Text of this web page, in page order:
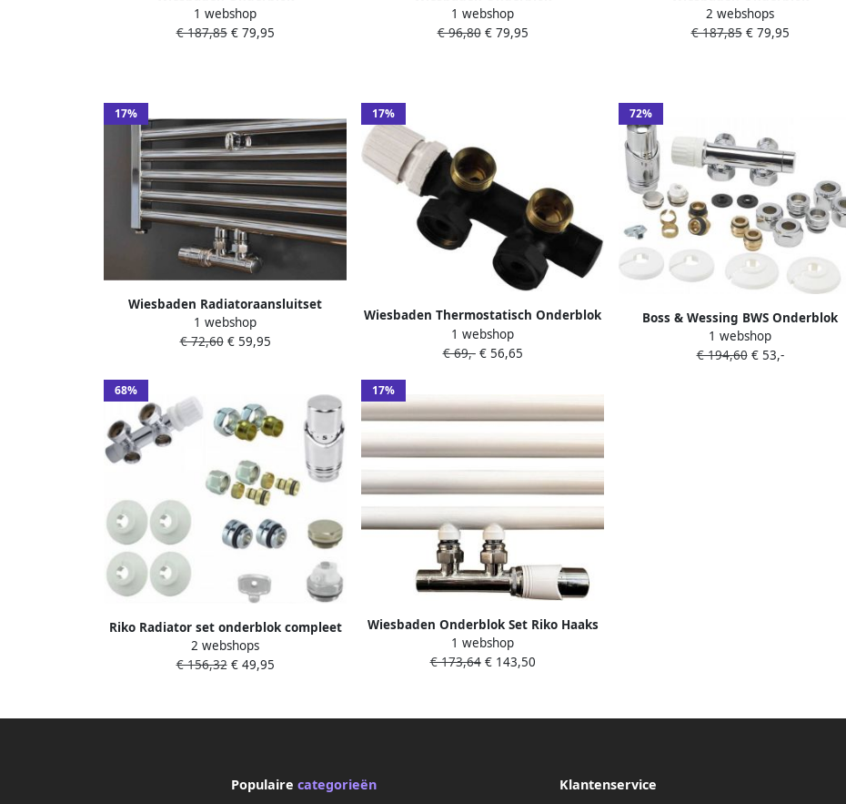
Radiatoraansluitset 16x2 0 +15 Knel
Haaks Links Aansluiting Geborsteld
1 webshop
€ 187,85€ 79,95
Radiatoraansluitset 16x2 0 +15 Knel
Haaks Rechts Aansluiting Geborsteld
1 webshop
€ 96,80€ 79,95
Radiatoraansluitset 16x2 0 + 15 Knel
Recht Geborsteld Staal Onderblok
2 webshops
€ 187,85€ 79,95
17%
Wiesbaden Radiatoraansluitset
thermostatisch Haaks links midden
onder aansluiting
1 webshop
€ 72,60€ 59,95
17%
Wiesbaden Thermostatisch Onderblok
3 4 Haaks Links Mat Zwart Zonder
Knop
1 webshop
€ 69,-€ 56,65
72%
Boss & Wessing BWS Onderblok
Radiatoraansluitset 16x2 0 +15 Knel
Haaks (links) Midden Aansluiting
1 webshop
€ 194,60€ 53,-
68%
Riko Radiator set onderblok compleet
haaks (rechts) 16x2 0 +15 knel chroom
2 webshops
€ 156,32€ 49,95
17%
Wiesbaden Onderblok Set Riko Haaks
Rechts Compleet 16x2 cm en 15 mm
Knel Chroom Wit
1 webshop
€ 173,64€ 143,50
Populaire categorieën Klantenservice